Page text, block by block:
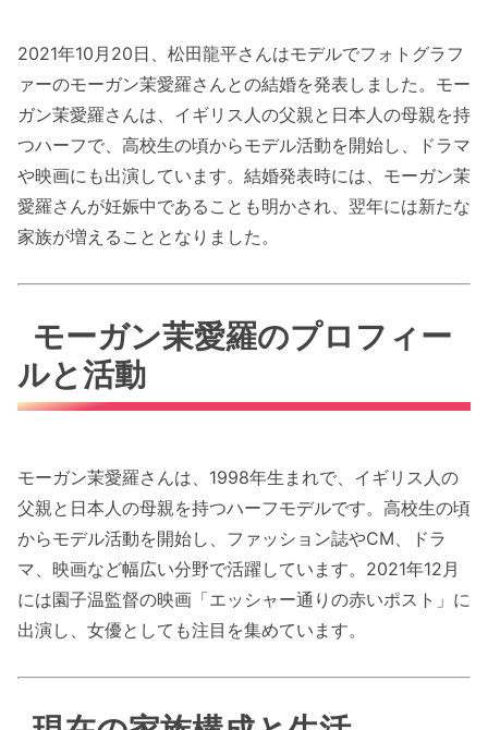
2021年10月20日、松田龍平さんはモデルでフォトグラフ
ァーのモーガン茉愛羅さんとの結婚を発表しました。モー
ガン茉愛羅さんは、イギリス人の父親と日本人の母親を持
つハーフで、高校生の頃からモデル活動を開始し、ドラマ
や映画にも出演しています。結婚発表時には、モーガン茉
愛羅さんが妊娠中であることも明かされ、翌年には新たな
家族が増えることとなりました。
モーガン茉愛羅のプロフィー
ルと活動
モーガン茉愛羅さんは、1998年生まれで、イギリス人の
父親と日本人の母親を持つハーフモデルです。高校生の頃
からモデル活動を開始し、ファッション誌やCM、ドラ
マ、映画など幅広い分野で活躍しています。2021年12月
には園子温監督の映画「エッシャー通りの赤いポスト」に
出演し、女優としても注目を集めています。